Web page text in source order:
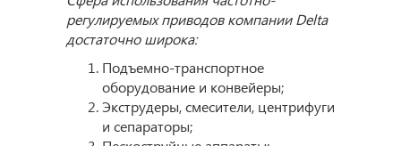
регулируемых приводов компании Delta
достаточно широка:
Подъемно-транспортное
оборудование и конвейеры;
Экструдеры, смесители, центрифуги
и сепараторы;